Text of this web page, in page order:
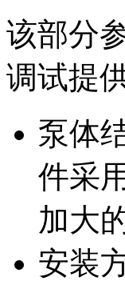
该部分
调试提
泵体
件采
加大
安装